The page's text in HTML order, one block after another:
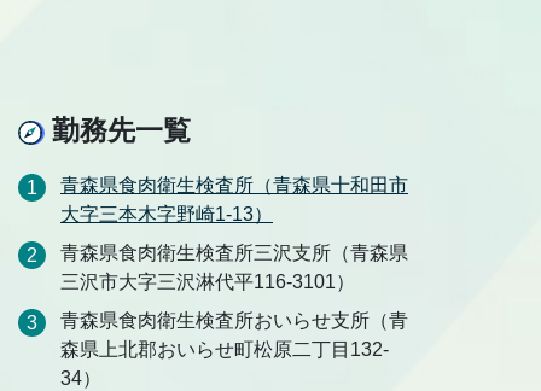
勤務先一覧
青森県食肉衛生検査所（青森県十和田市
大字三本木字野崎1-13）
青森県食肉衛生検査所三沢支所（青森県
三沢市大字三沢淋代平116-3101）
青森県食肉衛生検査所おいらせ支所（青
森県上北郡おいらせ町松原二丁目132-
34）